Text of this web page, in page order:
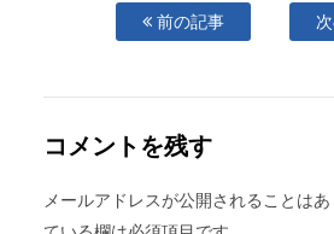
前の記事
コメントを残す
メールアドレスが公開されることはあ